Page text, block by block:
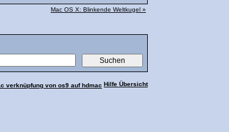
Mac OS X: Blinkende Weltkugel »
Hilfe Übersicht
verknüpfung von os9 auf hdmac